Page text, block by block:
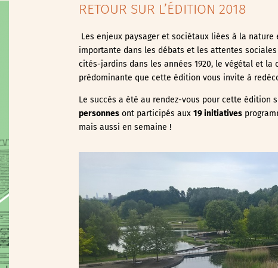
RETOUR SUR L’ÉDITION 2018
Les enjeux paysager et sociétaux liées à la
importante dans les débats et les attentes
cités-jardins dans les années 1920, le végétal et la
prédominante que cette édition vous invite à
Le succès a été au rendez-vous pour cette édition
personnes ont participés aux19 initiatives
mais aussi en semaine !